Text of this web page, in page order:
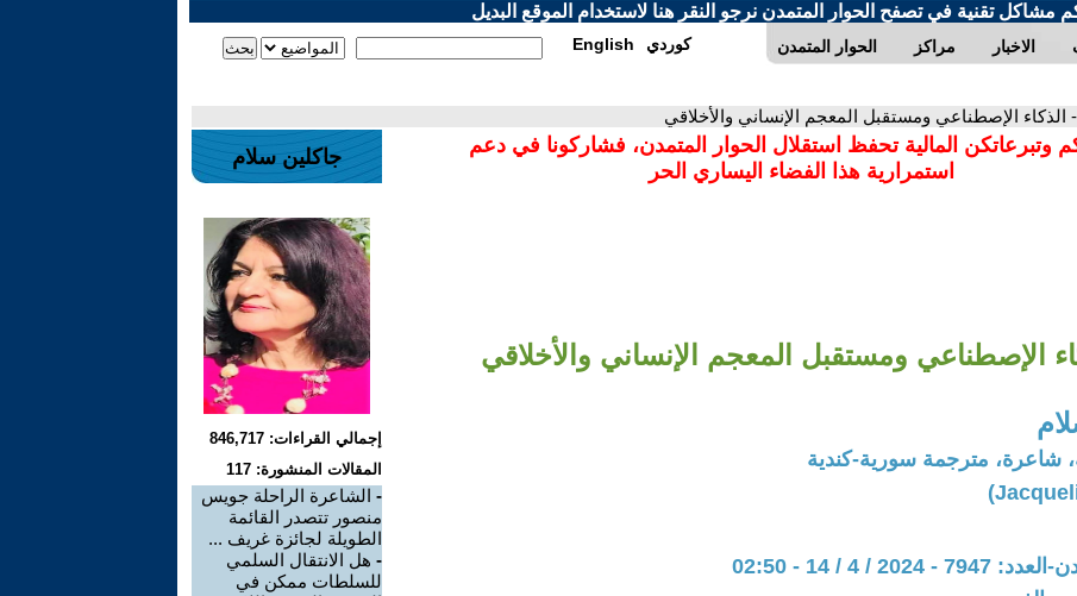
مشاكل تقنية في تصفح الحوار المتمدن نرجو النقر هنا لاستخدام الموقع البديل
الحوار المتمدن مراكز الاخبار English كوردي
- الذكاء الإصطناعي ومستقبل المعجم الإنساني والأخلاقي
وتبرعاتكن المالية تحفظ استقلال الحوار المتمدن، فشاركونا في دعم
استمرارية هذا الفضاء اليساري الحر
الإصطناعي ومستقبل المعجم الإنساني والأخلاقي
شاعرة، مترجمة سورية-كندية
- 2024 / 4 / 14 - 02:50
جاكلين سلام
إجمالي القراءات: 846,717
المقالات المنشورة: 117
- الشاعرة الراحلة جويس
منصور تتصدر القائمة
الطويلة لجائزة غريف ...
- هل الانتقال السلمي
للسلطات ممكن في